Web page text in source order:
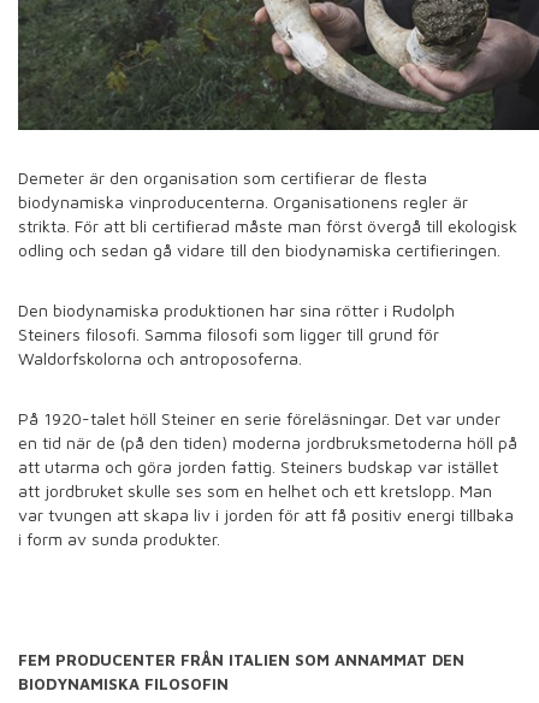
Demeter är den organisation som certifierar de flesta
biodynamiska vinproducenterna. Organisationens regler är
strikta. För att bli certifierad måste man först övergå till ekologisk
odling och sedan gå vidare till den biodynamiska certifieringen.
Den biodynamiska produktionen har sina rötter i Rudolph
Steiners filosofi. Samma filosofi som ligger till grund för
Waldorfskolorna och antroposoferna.
På 1920-talet höll Steiner en serie föreläsningar. Det var under
en tid när de (på den tiden) moderna jordbruksmetoderna höll på
att utarma och göra jorden fattig. Steiners budskap var istället
att jordbruket skulle ses som en helhet och ett kretslopp. Man
var tvungen att skapa liv i jorden för att få positiv energi tillbaka
i form av sunda produkter.
FEM PRODUCENTER FRÅN ITALIEN SOM ANNAMMAT DEN
BIODYNAMISKA FILOSOFIN